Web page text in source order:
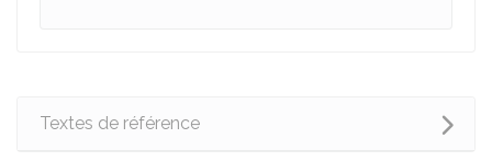
Textes de référence